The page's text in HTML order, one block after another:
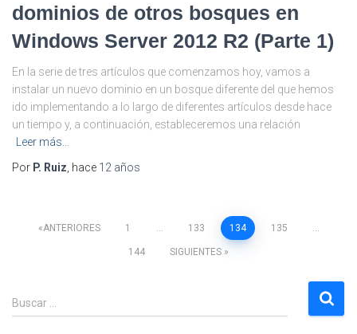
dominios de otros bosques en
Windows Server 2012 R2 (Parte 1)
En la serie de tres artículos que comenzamos hoy, vamos a
instalar un nuevo dominio en un bosque diferente del que hemos
ido implementando a lo largo de diferentes artículos desde hace
un tiempo y, a continuación, estableceremos una relación
Leer más…
Por P. Ruiz , hace 12 años
Paginación
entradas
ANTERIORES 1 133 134 135
144 SIGUIENTES
B
u
Buscar …